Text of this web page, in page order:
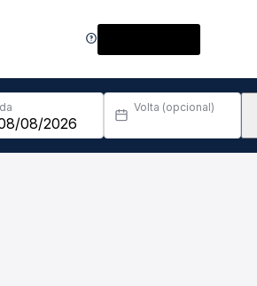
Volta (opcional)